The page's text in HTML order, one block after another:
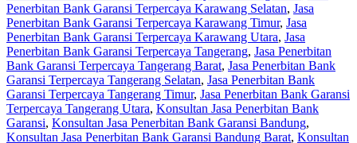
Penerbitan Bank Garansi Terpercaya Karawang Selatan, Jasa
Penerbitan Bank Garansi Terpercaya Karawang Timur, Jasa
Penerbitan Bank Garansi Terpercaya Karawang Utara, Jasa
Penerbitan Bank Garansi Terpercaya Tangerang, Jasa Penerbitan
Bank Garansi Terpercaya Tangerang Barat, Jasa Penerbitan Bank
Garansi Terpercaya Tangerang Selatan, Jasa Penerbitan Bank
Garansi Terpercaya Tangerang Timur, Jasa Penerbitan Bank Garansi
Terpercaya Tangerang Utara, Konsultan Jasa Penerbitan Bank
Garansi, Konsultan Jasa Penerbitan Bank Garansi Bandung,
Konsultan Jasa Penerbitan Bank Garansi Bandung Barat, Konsultan